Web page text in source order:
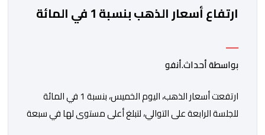
ارتفاع أسعار الذهب بنسبة 1 في المائة
بواسطة أحداث.أنفو
ارتفعت أسعار الذهب، اليوم الخميس، بنسبة 1 في المائة
للجلسة الرابعة على التوالي، لتبلغ أعلى مستوى لها في سبعة